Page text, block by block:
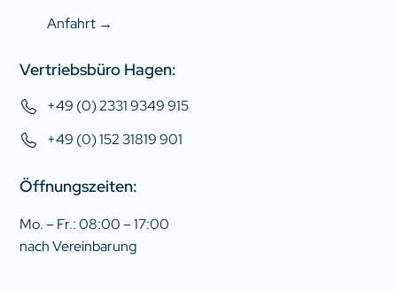
Anfahrt →
Vertriebsbüro Hagen:
+49 (0) 2331 9349 915
+49 (0) 152 31819 901
Öffnungszeiten:
Mo. – Fr.: 08:00 – 17:00
nach Vereinbarung